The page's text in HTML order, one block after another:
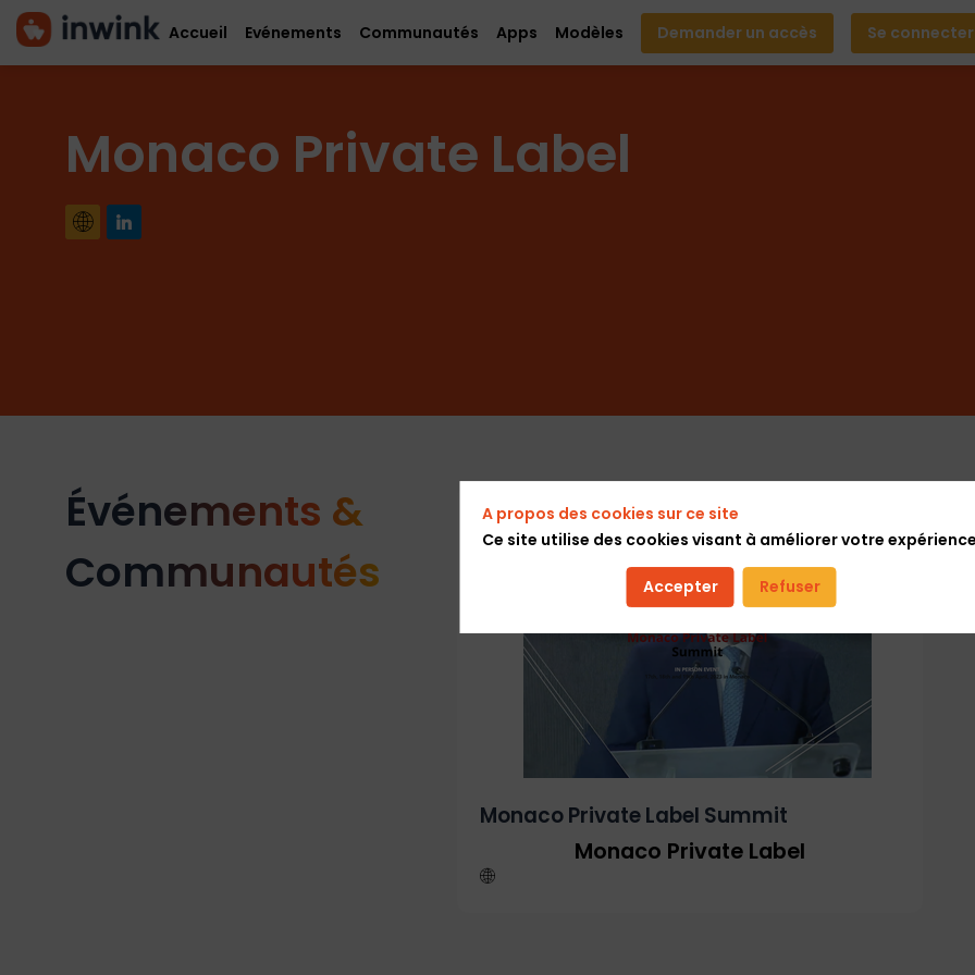
Accueil Evénements Communautés Apps Modèles Demander un accès Se connecter
Monaco Private Label
Événements &
Communautés
Monaco Private Label Summit
Monaco Private Label
A propos des cookies sur ce site
Ce site utilise des cookies visant à améliorer votre
Accepter Refuser